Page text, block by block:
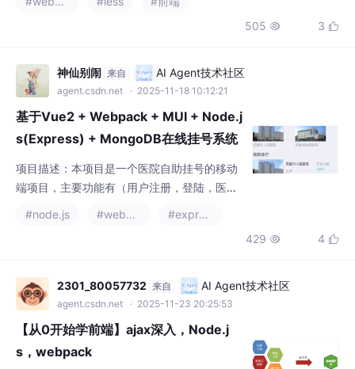
505  3 
神仙别闹 来自 AI Agent技术社区
agent.csdn.net · 2025-11-18 10:12:21
基于Vue2 + Webpack + MUI + Node.j
s(Express) + MongoDB在线挂号系统
项目描述：本项目是一个医院自助挂号的移动
端项目，主要功能有（用户注册，登陆，医生
常见疾病处理），用户可以使用此 APP 为自己
Webpack + MUI + Node.js(Express) +Mong
oDB。3.使用 MUI 框架的图片轮播、图标、按
#node.js
429  4 
2301_80057732 来自 AI Agent技术社区
agent.csdn.net · 2025-11-23 20:25:53
【从0开始学前端】ajax深入，Node.j
s，webpack